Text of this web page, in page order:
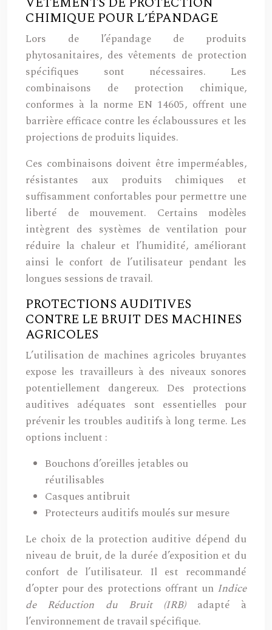
CHIMIQUE POUR L’ÉPANDAGE
Lors de l’épandage de produits
phytosanitaires, des vêtements de protection
spécifiques sont nécessaires. Les
combinaisons de protection chimique,
conformes à la norme EN 14605, offrent une
barrière efficace contre les éclaboussures et les
projections de produits liquides.
Ces combinaisons doivent être imperméables,
résistantes aux produits chimiques et
suffisamment confortables pour permettre une
liberté de mouvement. Certains modèles
intègrent des systèmes de ventilation pour
réduire la chaleur et l’humidité, améliorant
ainsi le confort de l’utilisateur pendant les
longues sessions de travail.
PROTECTIONS AUDITIVES
CONTRE LE BRUIT DES MACHINES
AGRICOLES
L’utilisation de machines agricoles bruyantes
expose les travailleurs à des niveaux sonores
potentiellement dangereux. Des protections
auditives adéquates sont essentielles pour
prévenir les troubles auditifs à long terme. Les
options incluent :
Bouchons d’oreilles jetables ou
réutilisables
Casques antibruit
Protecteurs auditifs moulés sur mesure
Le choix de la protection auditive dépend du
niveau de bruit, de la durée d’exposition et du
confort de l’utilisateur. Il est recommandé
d’opter pour des protections offrant un Indice
de Réduction du Bruit (IRB) adapté à
l’environnement de travail spécifique.